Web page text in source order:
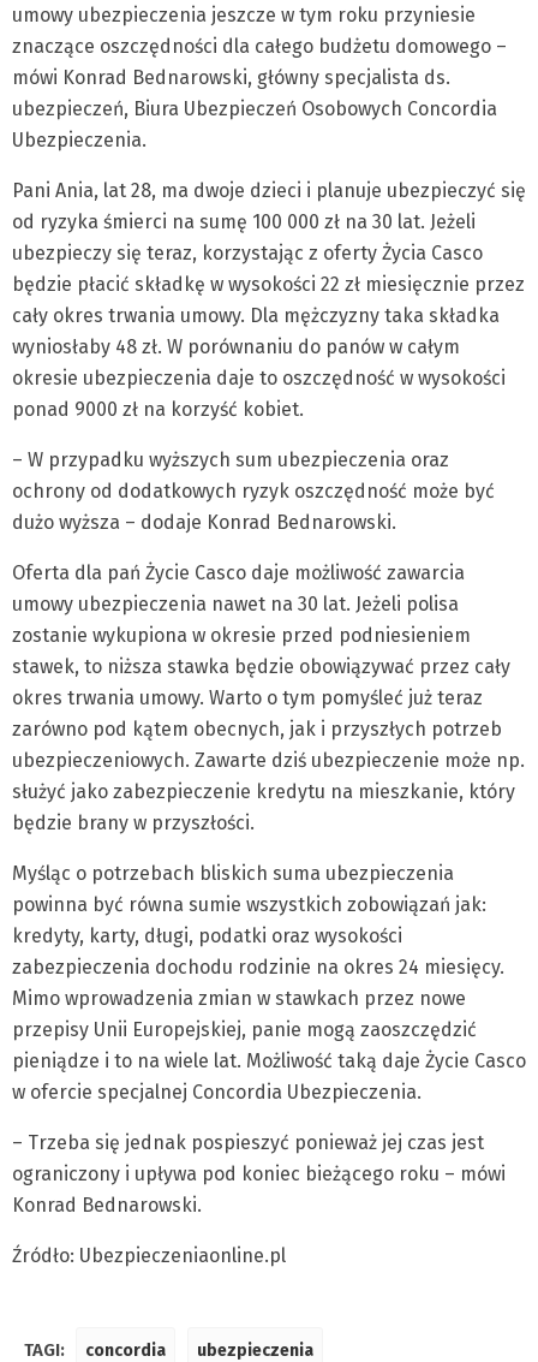
umowy ubezpieczenia jeszcze w tym roku przyniesie
znaczące oszczędności dla całego budżetu domowego –
mówi Konrad Bednarowski, główny specjalista ds.
ubezpieczeń, Biura Ubezpieczeń Osobowych Concordia
Ubezpieczenia.
Pani Ania, lat 28, ma dwoje dzieci i planuje ubezpieczyć się
od ryzyka śmierci na sumę 100 000 zł na 30 lat. Jeżeli
ubezpieczy się teraz, korzystając z oferty Życia Casco
będzie płacić składkę w wysokości 22 zł miesięcznie przez
cały okres trwania umowy. Dla mężczyzny taka składka
wyniosłaby 48 zł. W porównaniu do panów w całym
okresie ubezpieczenia daje to oszczędność w wysokości
ponad 9000 zł na korzyść kobiet.
– W przypadku wyższych sum ubezpieczenia oraz
ochrony od dodatkowych ryzyk oszczędność może być
dużo wyższa – dodaje Konrad Bednarowski.
Oferta dla pań Życie Casco daje możliwość zawarcia
umowy ubezpieczenia nawet na 30 lat. Jeżeli polisa
zostanie wykupiona w okresie przed podniesieniem
stawek, to niższa stawka będzie obowiązywać przez cały
okres trwania umowy. Warto o tym pomyśleć już teraz
zarówno pod kątem obecnych, jak i przyszłych potrzeb
ubezpieczeniowych. Zawarte dziś ubezpieczenie może np.
służyć jako zabezpieczenie kredytu na mieszkanie, który
będzie brany w przyszłości.
Myśląc o potrzebach bliskich suma ubezpieczenia
powinna być równa sumie wszystkich zobowiązań jak:
kredyty, karty, długi, podatki oraz wysokości
zabezpieczenia dochodu rodzinie na okres 24 miesięcy.
Mimo wprowadzenia zmian w stawkach przez nowe
przepisy Unii Europejskiej, panie mogą zaoszczędzić
pieniądze i to na wiele lat. Możliwość taką daje Życie Casco
w ofercie specjalnej Concordia Ubezpieczenia.
– Trzeba się jednak pospieszyć ponieważ jej czas jest
ograniczony i upływa pod koniec bieżącego roku – mówi
Konrad Bednarowski.
Źródło: Ubezpieczeniaonline.pl
TAGI: concordia ubezpieczenia